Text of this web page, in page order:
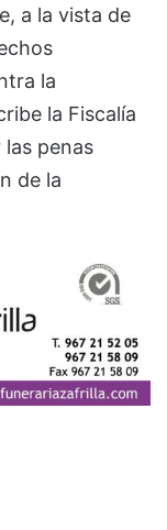
a la vista de
la
la Fiscalía
penas
de la